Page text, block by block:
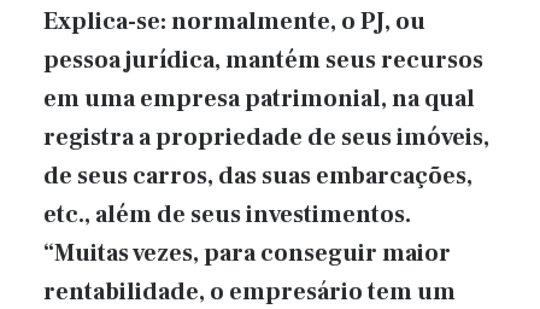
Explica-se: normalmente, o PJ, ou
pessoa jurídica, mantém seus recursos
em uma empresa patrimonial, na qual
registra a propriedade de seus imóveis,
de seus carros, das suas embarcações,
etc., além de seus investimentos.
“Muitas vezes, para conseguir maior
rentabilidade, o empresário tem um